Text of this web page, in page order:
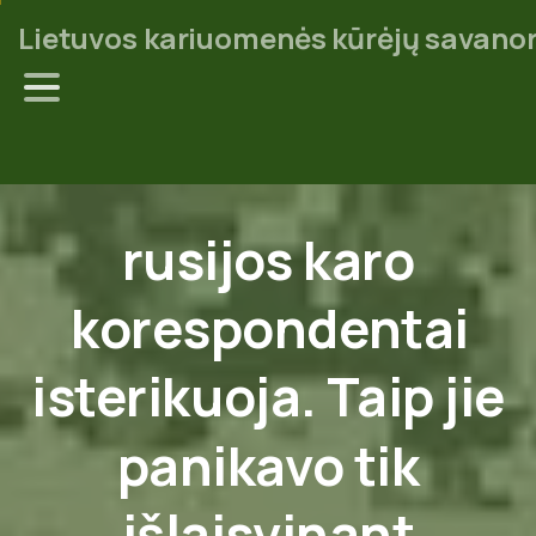
Lietuvos kariuomenės kūrėjų
rusijoskaro
korespondentai
isterikuoja.Taipjie
panikavotik